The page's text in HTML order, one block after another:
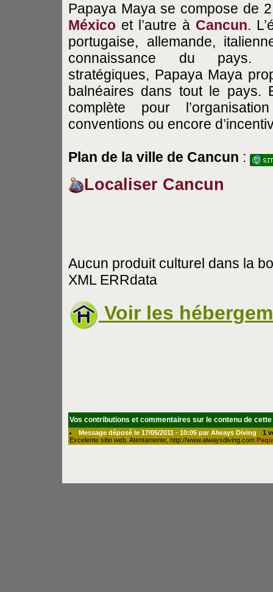
Papaya Maya se compose de
México et l’autre à Cancun.
portugaise, allemande,
connaissance du
stratégiques, Papaya Maya
balnéaires dans tout le pays.
complète pour
conventions ou encore
Plan de la ville de Cancun :
Localiser Cancun
Aucun produit culturel dans la
XML ERRdata
Voir les
Vos contributions et commentaires sur le contenu de cette
Message déposé le 17/05/2011 - 10:05 par Always Diving
1
Excelente sitio web. Atentamente, http://www.alwaysdiving.com